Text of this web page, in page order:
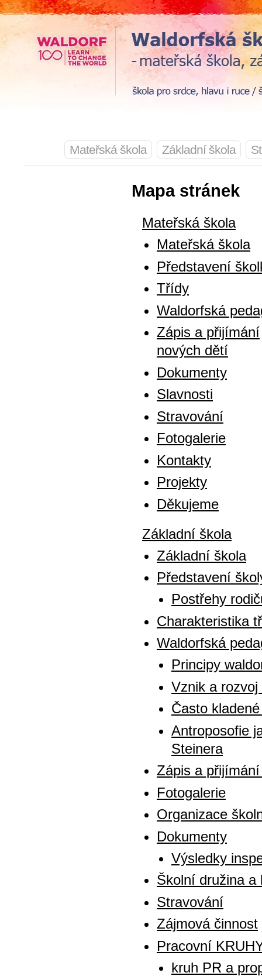
Mateřská škola Základní škola
Mapa stránek
Mateřská škola
Mateřská škola
Představení
Třídy
Waldorfská
Zápis a přijímání
nových dětí
Dokumenty
Slavnosti
Stravování
Fotogalerie
Kontakty
Projekty
Děkujeme
Základní škola
Základní škola
Představení
Postřehy
Charakteristika
Waldorfská
Principy
Vznik a
Často
Antroposofie
Steinera
Zápis a
Fotogalerie
Organizace
Dokumenty
Výsledky
Školní družina a
Stravování
Zájmová činnost
Pracovní
kruh PR a